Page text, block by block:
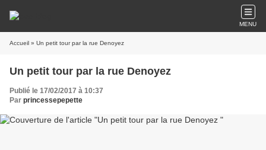
MENU
Accueil » Un petit tour par la rue Denoyez
Un petit tour par la rue Denoyez
Publié le 17/02/2017 à 10:37
Par princessepepette